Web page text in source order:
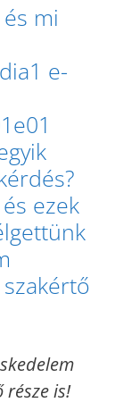
mi
e-
ezek
is!